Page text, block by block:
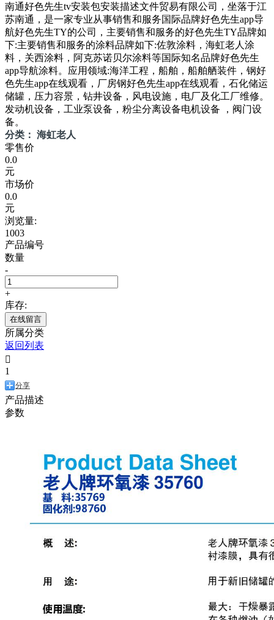
南通好色先生tv安装包安装描述文件贸易有限公司，坐落于江
苏南通，是一家专业从事销售和服务国际品牌好色先生app导
航好色先生TY的公司，主要销售和服务的好色先生TY品牌如
下:主要销售和服务的涂料品牌如下:佐敦涂料，海虹老人涂
料，关西涂料，阿克苏诺贝尔涂料等国际知名品牌好色先生
app导航涂料。应用领域:海洋工程，船舶，船舶舾装件，钢好
色先生app在线观看，厂房钢好色先生app在线观看，石化储运
储罐，压力容景，钻井设备，风电设施，电厂及化工厂维修。
发动机设备，工业泵设备，粉尘分离设备电机设备 ，阀门设
备。
分类： 海虹老人
零售价
0.0
元
市场价
0.0
元
浏览量:
1003
产品编号
数量
-
+
库存:
在线留言
所属分类
返回列表

1
分享
产品描述
参数